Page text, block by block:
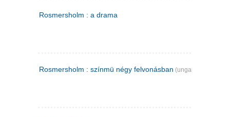
Rosmersholm : a drama
Rosmersholm : színmü négy felvonásban (ungarsk)